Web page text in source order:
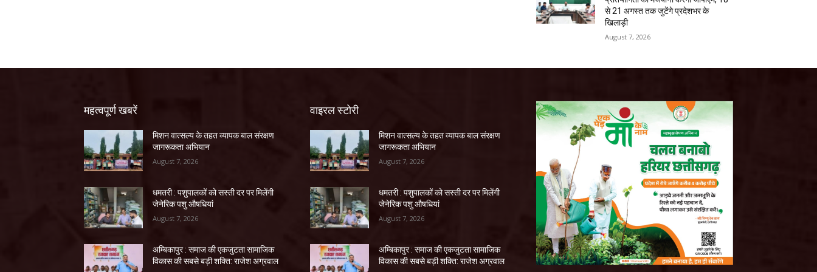
से 21 अगस्त तक जुटेंगे प्रदेशभर के
खिलाड़ी
August 7, 2026
महत्वपूर्ण खबरें
मिशन वात्सल्य के तहत व्यापक बाल संरक्षण
जागरूकता अभियान
August 7, 2026
धमतरी : पशुपालकों को सस्ती दर पर मिलेंगी
जेनेरिक पशु औषधियां
August 7, 2026
अम्बिकापुर : समाज की एकजुटता सामाजिक
विकास की सबसे बड़ी शक्ति: राजेश अग्रवाल
वाइरल स्टोरी
मिशन वात्सल्य के तहत व्यापक बाल संरक्षण
जागरूकता अभियान
August 7, 2026
धमतरी : पशुपालकों को सस्ती दर पर मिलेंगी
जेनेरिक पशु औषधियां
August 7, 2026
अम्बिकापुर : समाज की एकजुटता सामाजिक
विकास की सबसे बड़ी शक्ति: राजेश अग्रवाल